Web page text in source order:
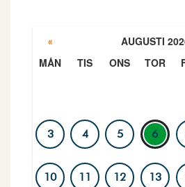
« AUGUSTI
MÅN TIS ONS TOR
3 4 5 6
10 11 12 13